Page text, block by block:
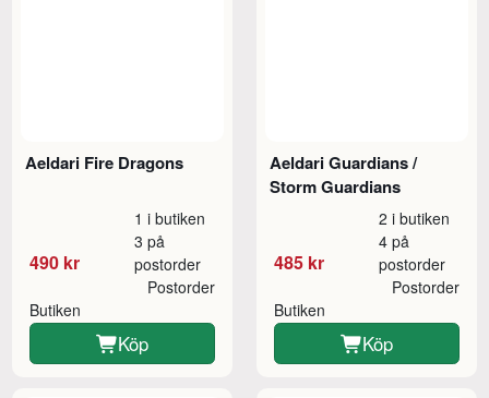
Aeldari Fire Dragons
490 kr
1 i butiken
3 på
postorder
Butiken
Postorder
Köp
Aeldari Guardians /
Storm Guardians
485 kr
2 i butiken
4 på
postorder
Butiken
Postorder
Köp